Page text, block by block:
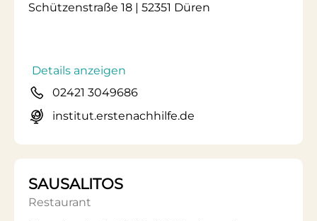
Schützenstraße 18 | 52351 Düren
Details anzeigen
02421 3049686
institut.erstenachhilfe.de
SAUSALITOS
Restaurant